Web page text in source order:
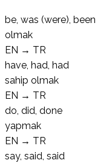
be, was (were), been
olmak
EN → TR
have, had, had
sahip olmak
EN → TR
do, did, done
yapmak
EN → TR
say, said, said